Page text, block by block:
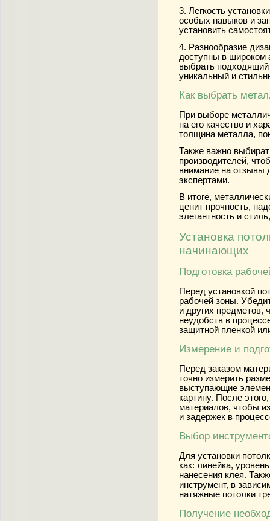
3. Легкость
особых навыков и
установить
4. Разнообразие
доступны в широком
выбрать подходящий
уникальный и
Как выбрать
При выборе
на его качество и
толщина металла,
Также важно
производителей,
внимание на отзывы
экспертами.
В итоге,
ценит прочность,
элегантность и
Установка
начинающих
Подготовка
Перед установкой
рабочей зоны.
и других предметов,
неудобств в
защитной пленкой
Измерение и
Перед заказом
точно измерить
выступающие
картину. После
материалов, чтобы
и задержек в
Выбор
Для установки
как: линейка,
нанесения клея.
инструмент, в
натяжные потолки
Получение